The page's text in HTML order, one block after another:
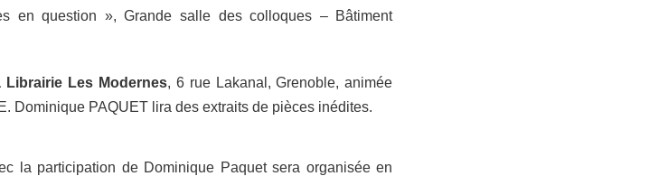
en question », Grande salle des colloques – Bâtiment
Librairie Les Modernes, 6 rue Lakanal, Grenoble, animée
Dominique PAQUET lira des extraits de pièces inédites.
la participation de Dominique Paquet sera organisée en